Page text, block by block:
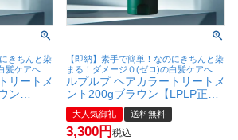
きちんと染
髪ケアへ
リートメ
ン
染め/無
送料無
【即納】素手で簡単！なのにきちんと染
まる！ダメージ０(ゼロ)の白髪ケアへ
ルプルプ ヘアカラートリートメ
ント200gブラウン【LPLP正規
販売店/白髪染め/無添加/染毛
料】【宅配便送料無料】
大人気御礼 送料無料
3,300 税込